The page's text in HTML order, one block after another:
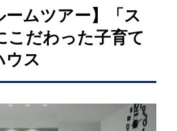
ームツアー】「ス
こだわった子育て
ウス